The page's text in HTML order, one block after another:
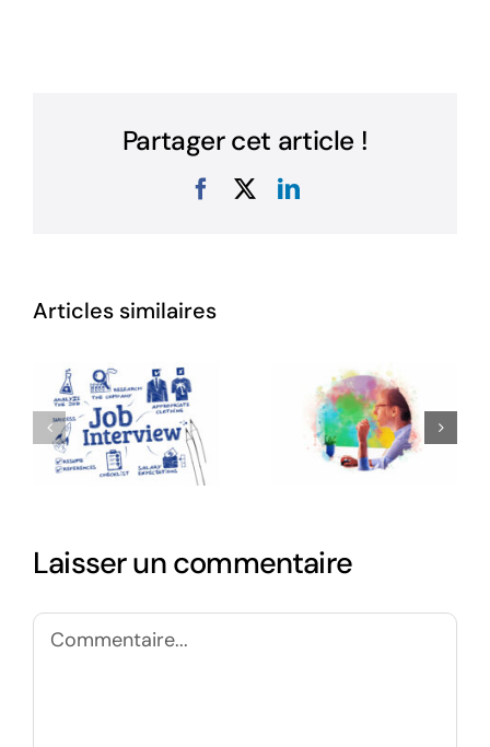
Partager cet article !
FacebookLinkedIn
Articles similaires
Laisser un commentaire
Commentaire